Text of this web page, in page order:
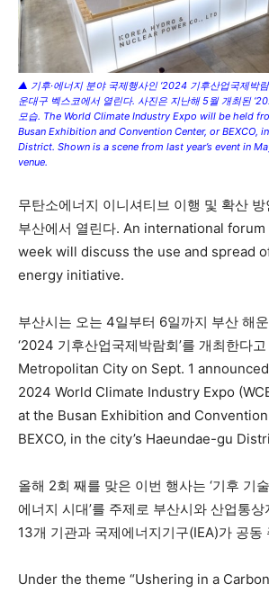
▲ 기후·에너지 분야 국제행사인 ‘2024 기후산업국제박
운대구 벡스코에서 열린다. 사진은 지난해 5월 개최된
모습. The World Climate Industry Expo will be held
Busan Exhibition and Convention Center, or BEXCO,
District. Shown is a scene from last year’s event in
venue.
무탄소에너지 이니셔티브 이행 및 확산
부산에서 열린다. An international
week will discuss the use and spread
energy initiative.
부산시는 오는 4일부터 6일까지 부산 해
‘2024 기후산업국제박람회’를 개최한다
Metropolitan City on Sept. 1
2024 World Climate Industry Expo
at the Busan Exhibition and
BEXCO, in the city’s Haeundae-gu
올해 2회 째를 맞은 이번 행사는 ‘기후 기
에너지 시대’를 주제로 부산시와 산업통상
13개 기관과 국제에너지기구(IEA)가 공동
Under the theme “Ushering in a